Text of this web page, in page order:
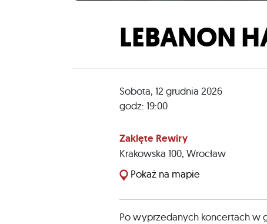
LEBANON
Sobota, 12 grudnia 2026
godz: 19:00
Zaklęte Rewiry
Krakowska 100, Wrocław
Pokaż na mapie
Po wyprzedanych koncertach w